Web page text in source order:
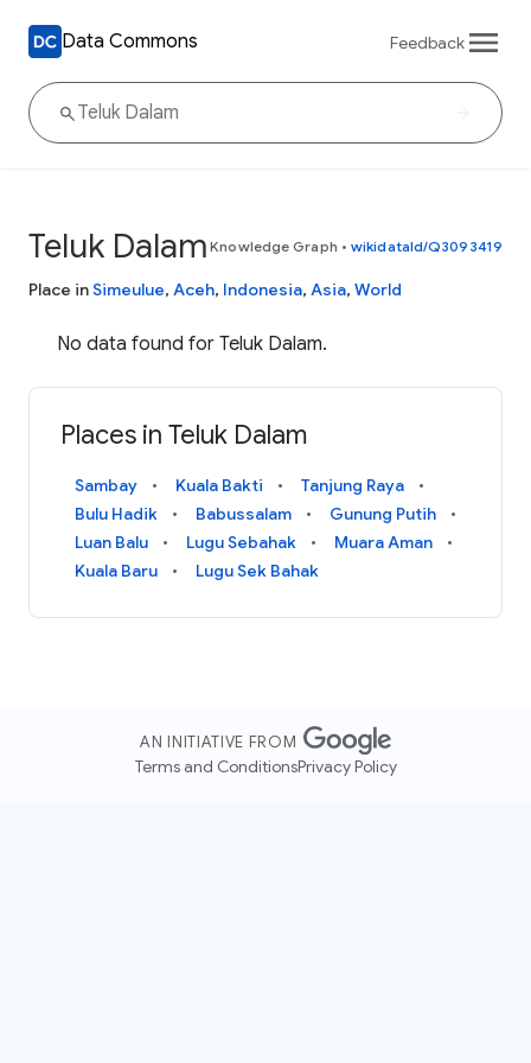
Data Commons Feedback
Teluk Dalam Knowledge Graph • wikidataId/Q3093419
Place inSimeulue, Aceh, Indonesia, Asia, World
No data found for Teluk Dalam.
Places in Teluk Dalam
Sambay Kuala Bakti
Tanjung Raya
Bulu Hadik
Babussalam
Gunung Putih
Luan Balu
Lugu Sebahak
Muara Aman
Kuala Baru
Lugu Sek Bahak
AN INITIATIVE FROM
Terms and ConditionsPrivacy Policy